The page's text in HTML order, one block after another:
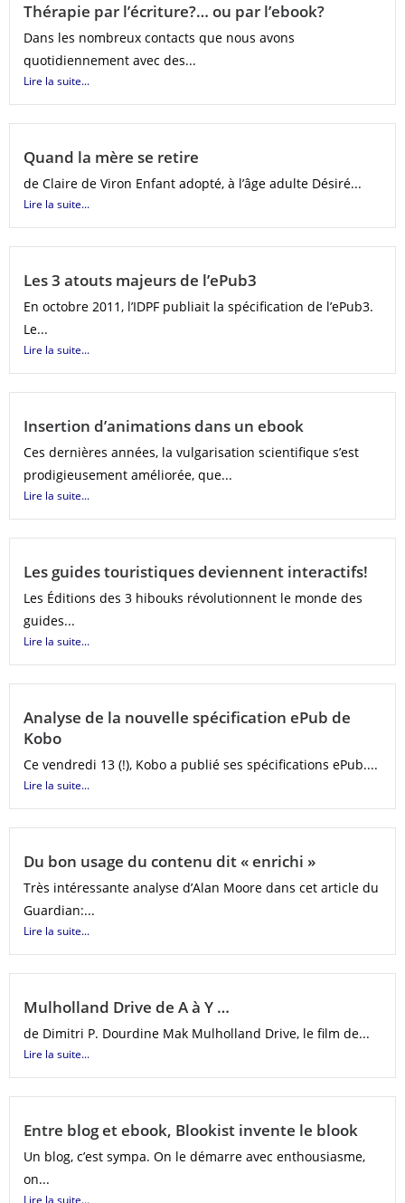
Thérapie par l’écriture?… ou par l’ebook?
Dans les nombreux contacts que nous avons
quotidiennement avec des...
Lire la suite...
Quand la mère se retire
de Claire de Viron Enfant adopté, à l’âge adulte Désiré...
Lire la suite...
Les 3 atouts majeurs de l’ePub3
En octobre 2011, l’IDPF publiait la spécification de l’ePub3.
Le...
Lire la suite...
Insertion d’animations dans un ebook
Ces dernières années, la vulgarisation scientifique s’est
prodigieusement améliorée, que...
Lire la suite...
Les guides touristiques deviennent interactifs!
Les Éditions des 3 hibouks révolutionnent le monde des
guides...
Lire la suite...
Analyse de la nouvelle spécification ePub de
Kobo
Ce vendredi 13 (!), Kobo a publié ses spécifications ePub....
Lire la suite...
Du bon usage du contenu dit « enrichi »
Très intéressante analyse d’Alan Moore dans cet article du
Guardian:...
Lire la suite...
Mulholland Drive de A à Y …
de Dimitri P. Dourdine Mak Mulholland Drive, le film de...
Lire la suite...
Entre blog et ebook, Blookist invente le blook
Un blog, c’est sympa. On le démarre avec enthousiasme,
on...